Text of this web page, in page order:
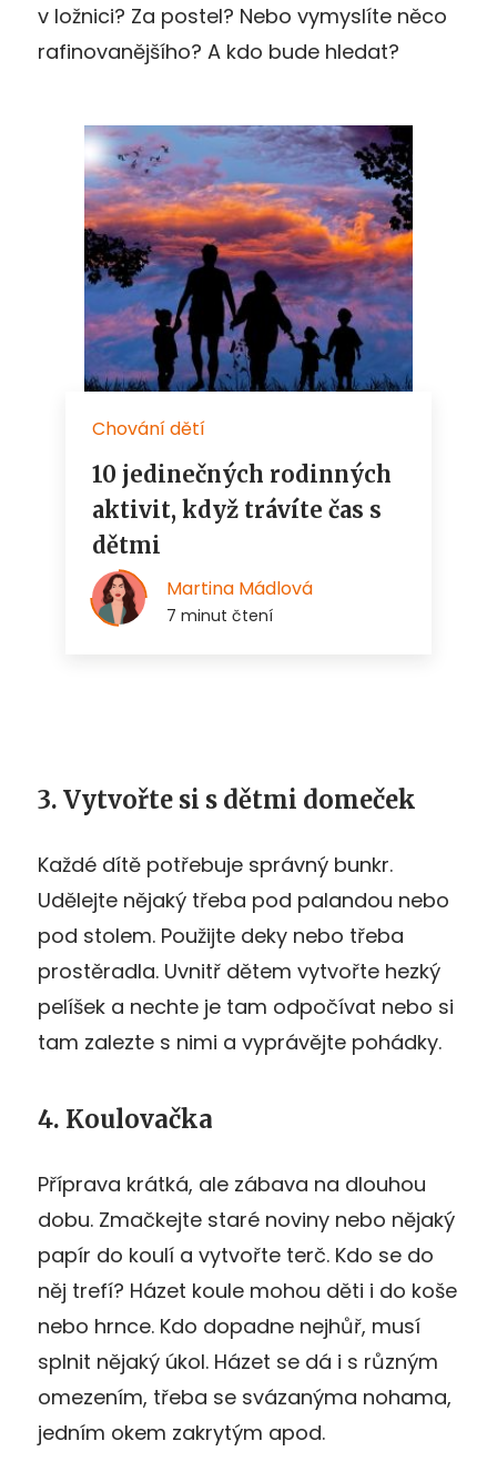
v ložnici? Za postel? Nebo vymyslíte něco
rafinovanějšího? A kdo bude hledat?
3. Vytvořte si s dětmi domeček
Každé dítě potřebuje správný bunkr.
Udělejte nějaký třeba pod palandou nebo
pod stolem. Použijte deky nebo třeba
prostěradla. Uvnitř dětem vytvořte hezký
pelíšek a nechte je tam odpočívat nebo si
tam zalezte s nimi a vyprávějte pohádky.
4. Koulovačka
Příprava krátká, ale zábava na dlouhou
dobu. Zmačkejte staré noviny nebo nějaký
papír do koulí a vytvořte terč. Kdo se do
něj trefí? Házet koule mohou děti i do koše
nebo hrnce. Kdo dopadne nejhůř, musí
splnit nějaký úkol. Házet se dá i s různým
omezením, třeba se svázanýma nohama,
jedním okem zakrytým apod.